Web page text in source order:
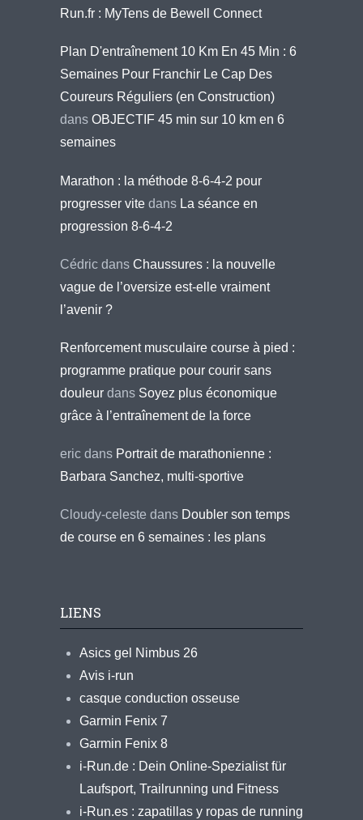
Run.fr : MyTens de Bewell Connect
Plan D'entraînement 10 Km En 45 Min : 6
Semaines Pour Franchir Le Cap Des
Coureurs Réguliers (en Construction)
dans OBJECTIF 45 min sur 10 km en 6
semaines
Marathon : la méthode 8-6-4-2 pour
progresser vite dans La séance en
progression 8-6-4-2
Cédric dans Chaussures : la nouvelle
vague de l’oversize est-elle vraiment
l’avenir ?
Renforcement musculaire course à pied :
programme pratique pour courir sans
douleur dans Soyez plus économique
grâce à l’entraînement de la force
eric dans Portrait de marathonienne :
Barbara Sanchez, multi-sportive
Cloudy-celeste dans Doubler son temps
de course en 6 semaines : les plans
LIENS
Asics gel Nimbus 26
Avis i-run
casque conduction osseuse
Garmin Fenix 7
Garmin Fenix 8
i-Run.de : Dein Online-Spezialist für
Laufsport, Trailrunning und Fitness
i-Run.es : zapatillas y ropas de running